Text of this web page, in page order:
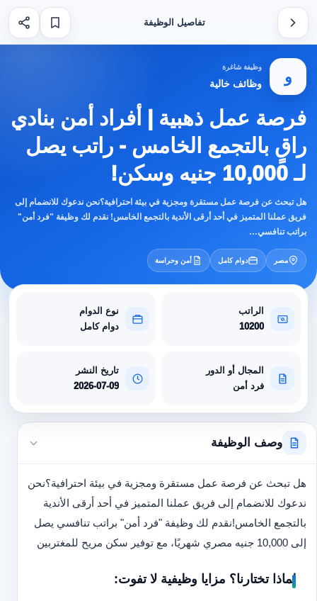
تفاصيل الوظيفة
و
وظيفة شاغرة
وظائف خالية
فرصة عمل ذهبية | أفراد أمن بنادي
راقٍ بالتجمع الخامس - راتب يصل
لـ 10,000 جنيه وسكن!
هل تبحث عن فرصة عمل مستقرة ومجزية في بيئة احترافية؟نحن ندعوك للانضمام إلى
فريق عملنا المتميز في أحد أرقى الأندية بالتجمع الخامس! نقدم لك وظيفة "فرد أمن"
براتب تنافسي…
مصر دوام كامل أمن وحراسة
الراتب
10200
نوع الدوام
دوام كامل
المجال أو الدور
فرد أمن
تاريخ النشر
2026-07-09
وصف الوظيفة
هل تبحث عن فرصة عمل مستقرة ومجزية في بيئة احترافية؟نحن
ندعوك للانضمام إلى فريق عملنا المتميز في أحد أرقى الأندية
بالتجمع الخامس!نقدم لك وظيفة "فرد أمن" براتب تنافسي يصل
إلى 10,000 جنيه مصري شهريًا، مع توفير سكن مريح للمغتربين
لماذا تختارنا؟ مزايا وظيفية لا تفوت: